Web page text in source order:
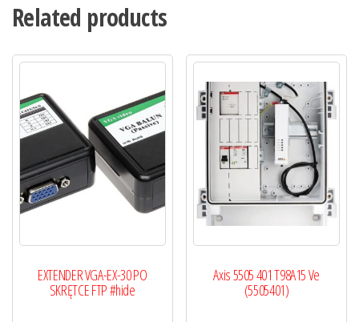
Related products
EXTENDER VGA-EX-30 PO
SKRĘTCE FTP #hide
Axis 5505 401 T98A15 Ve
(5505401)